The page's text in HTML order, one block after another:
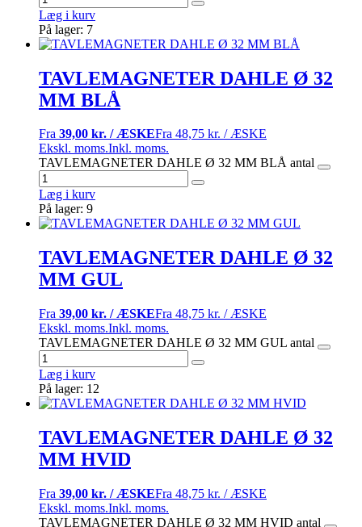
Læg i kurv
På lager: 7
TAVLEMAGNETER DAHLE Ø 32
MM BLÅ
Fra 39,00 kr. / ÆSKEFra 48,75 kr. / ÆSKE
Ekskl. moms.Inkl. moms.
TAVLEMAGNETER DAHLE Ø 32 MM BLÅ antal
Læg i kurv
På lager: 9
TAVLEMAGNETER DAHLE Ø 32
MM GUL
Fra 39,00 kr. / ÆSKEFra 48,75 kr. / ÆSKE
Ekskl. moms.Inkl. moms.
TAVLEMAGNETER DAHLE Ø 32 MM GUL antal
Læg i kurv
På lager: 12
TAVLEMAGNETER DAHLE Ø 32
MM HVID
Fra 39,00 kr. / ÆSKEFra 48,75 kr. / ÆSKE
Ekskl. moms.Inkl. moms.
TAVLEMAGNETER DAHLE Ø 32 MM HVID antal